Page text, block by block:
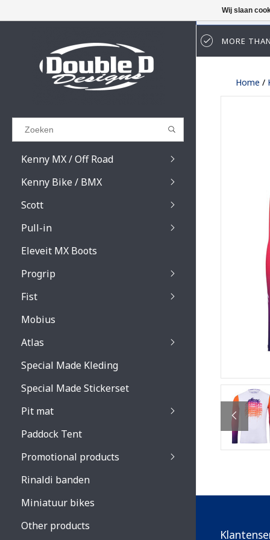
Results found (0)
GA TERUG
Kenny MX / Off Road
Kenny Bike / BMX
Scott
Prospect / Fury
Prospect / Fury
Primal / Split /
Primal / Split /
Buzz kid lenses &
Pull-in
Eleveit MX Boots
Progrip
Venom 3200 /
Venom 3200 /
Fist
Mobius
Atlas
Special Made Kleding
Special Made Stickerset
Pit mat
Paddock Tent
Promotional products
Rinaldi banden
Miniatuur bikes
Other products
MORE
Home /
Wij slaan